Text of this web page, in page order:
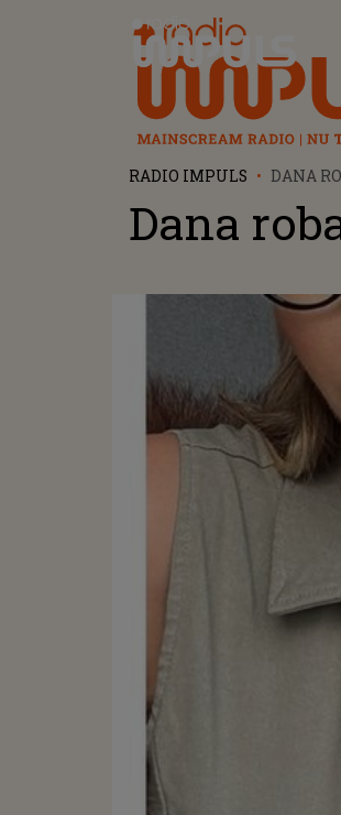
Radio Impuls
RADIO IMPULS DANA
Dana